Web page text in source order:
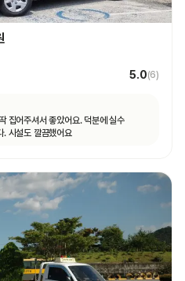
5.0(6)
집어주셔서 좋았어요. 덕분에 실수
. 시설도 깔끔했어요